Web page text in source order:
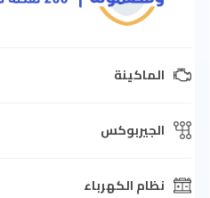
الماكينة
الجيربوكس
نظام الكهرباء